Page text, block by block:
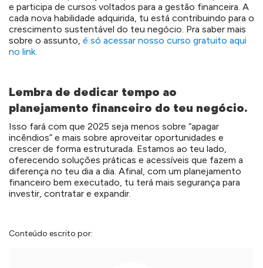
e participa de cursos voltados para a gestão financeira. A
cada nova habilidade adquirida, tu está contribuindo para o
crescimento sustentável do teu negócio. Pra saber mais
sobre o assunto, é só acessar nosso curso gratuito aqui
no link.
Lembra de dedicar tempo ao
planejamento financeiro do teu negócio.
Isso fará com que 2025 seja menos sobre “apagar
incêndios” e mais sobre aproveitar oportunidades e
crescer de forma estruturada. Estamos ao teu lado,
oferecendo soluções práticas e acessíveis que fazem a
diferença no teu dia a dia. Afinal, com um planejamento
financeiro bem executado, tu terá mais segurança para
investir, contratar e expandir.
Conteúdo escrito por: